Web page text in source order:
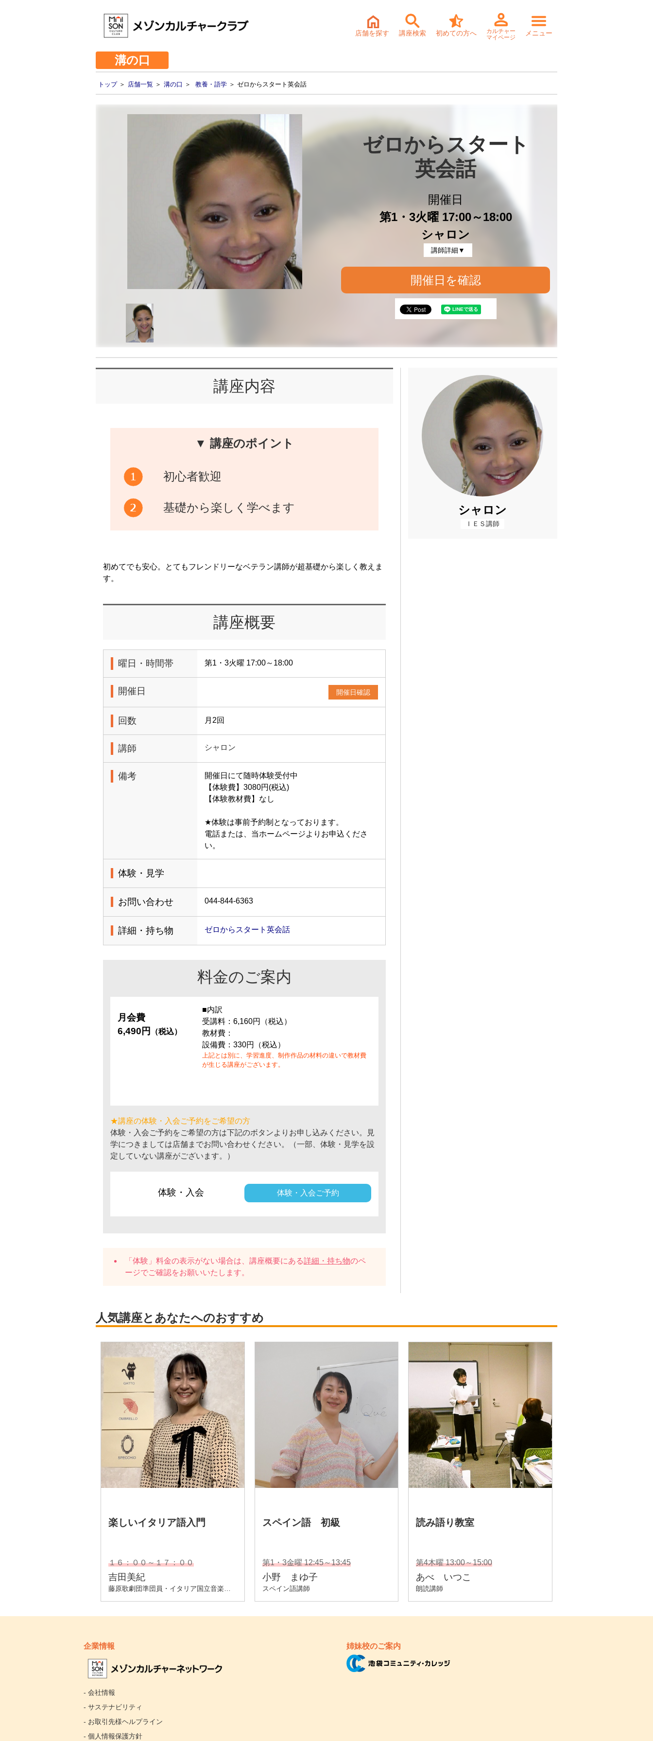
店舗を探す 講座検索 初めての方へ
カルチャー
マイページ
メニュー
溝の口
トップ＞ 店舗一覧 ＞ 溝の口 ＞ 教養・語学 ＞ ゼロからスタート英会話
ゼロからスタート
英会話
開催日
第1・3火曜 17:00～18:00
シャロン
講師詳細▼
開催日を確認
講座内容
▼ 講座のポイント
初心者歓迎
基礎から楽しく学べます
初めてでも安心。とてもフレンドリーなベテラン講師が超基礎から楽しく教えま
す。
講座概要
曜日・時間帯 第1・3火曜 17:00～18:00
開催日 開催日確認
回数 月2回
講師 シャロン
備考
開催日にて随時体験受付中
【体験費】3080円(税込)
【体験教材費】なし
★体験は事前予約制となっております。
電話または、当ホームページよりお申込くださ
い。
体験・見学
お問い合わせ 044-844-6363
詳細・持ち物 ゼロからスタート英会話
料金のご案内
月会費
6,490円
（税込）
■内訳
受講料：6,160円（税込）
教材費：
設備費：330円（税込）
上記とは別に、学習進度、制作作品の材料の違いで教材費
が生じる講座がございます。
★講座の体験・入会ご予約をご希望の方
体験・入会ご予約をご希望の方は下記のボタンよりお申し込みください。見
学につきましては店舗までお問い合わせください。（一部、体験・見学を設
定していない講座がございます。）
体験・入会 体験・入会ご予約
「体験」料金の表示がない場合は、講座概要にある詳細・持ち物のペ
ージでご確認をお願いいたします。
シャロン
ＩＥＳ講師
企業情報
- 会社情報
- サステナビリティ
- お取引先様ヘルプライン
- 個人情報保護方針
姉妹校のご案内